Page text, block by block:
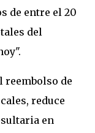
de entre el 20
del
reembolso de
reduce
en